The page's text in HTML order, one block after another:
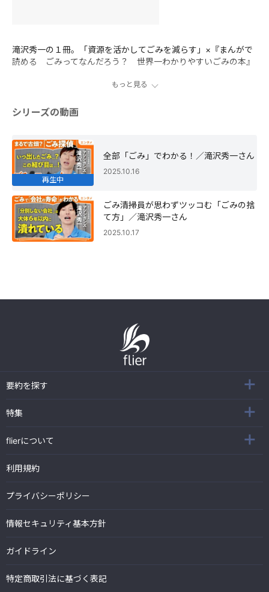
滝沢秀一の１冊。「資源を活かしてごみを減らす」×『まんがで
読める ごみってなんだろう？ 世界一わかりやすいごみの本』
もっと見る
シリーズの動画
再生中
全部「ごみ」でわかる！／滝沢秀一さん
2025.10.16
ごみ清掃員が思わずツッコむ「ごみの捨
て方」／滝沢秀一さん
2025.10.17
要約を探す
特集
flierについて
利用規約
プライバシーポリシー
情報セキュリティ基本方針
ガイドライン
特定商取引法に基づく表記